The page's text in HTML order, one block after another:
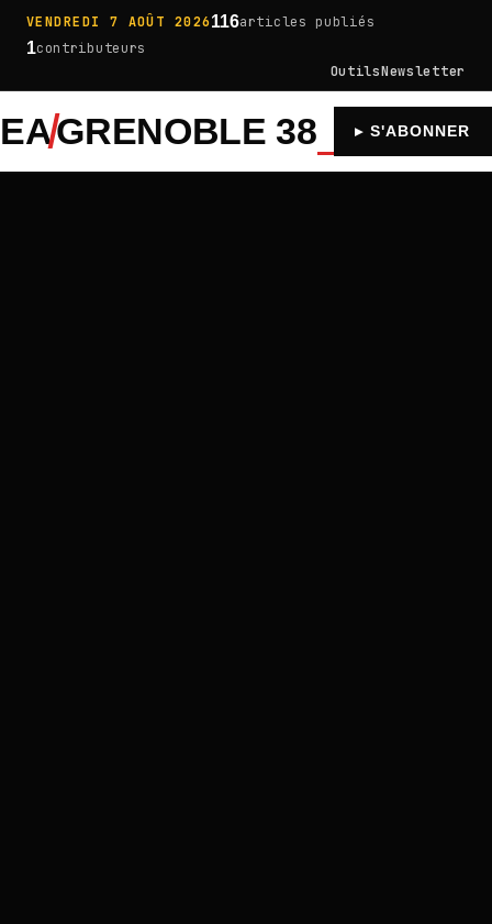
VENDREDI 7 AOÛT 2026116articles publiés
1contributeurs
OutilsNewsletter
EAGRENOBLE 38 À LA UNE
▸ S'ABONNER